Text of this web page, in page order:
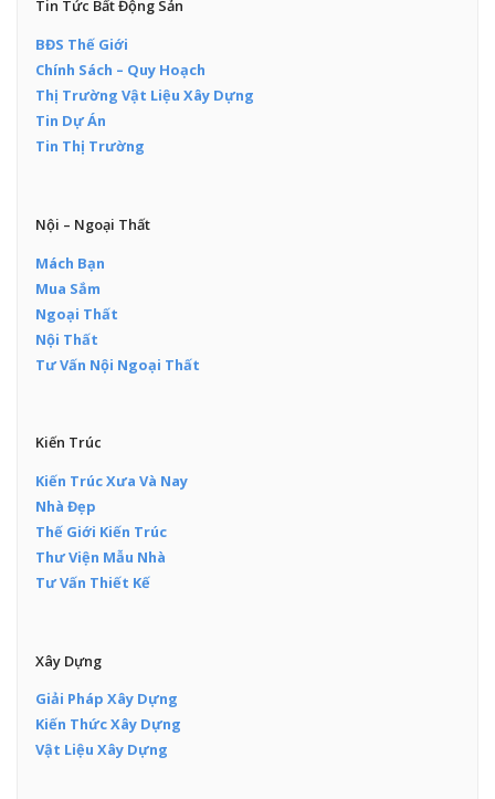
Tin Tức Bất Động Sản
BĐS Thế Giới
Chính Sách – Quy Hoạch
Thị Trường Vật Liệu Xây Dựng
Tin Dự Án
Tin Thị Trường
Nội – Ngoại Thất
Mách Bạn
Mua Sắm
Ngoại Thất
Nội Thất
Tư Vấn Nội Ngoại Thất
Kiến Trúc
Kiến Trúc Xưa Và Nay
Nhà Đẹp
Thế Giới Kiến Trúc
Thư Viện Mẫu Nhà
Tư Vấn Thiết Kế
Xây Dựng
Giải Pháp Xây Dựng
Kiến Thức Xây Dựng
Vật Liệu Xây Dựng